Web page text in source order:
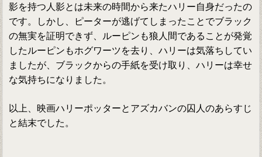
影を持つ人影とは未来の時間から来たハリー自身だったの
です。しかし、ピーターが逃げてしまったことでブラック
の無実を証明できず、ルーピンも狼人間であることが発覚
したルーピンもホグワーツを去り、ハリーは気落ちしてい
ましたが、ブラックからの手紙を受け取り、ハリーは幸せ
な気持ちになりました。
以上、映画ハリーポッターとアズカバンの囚人のあらすじ
と結末でした。